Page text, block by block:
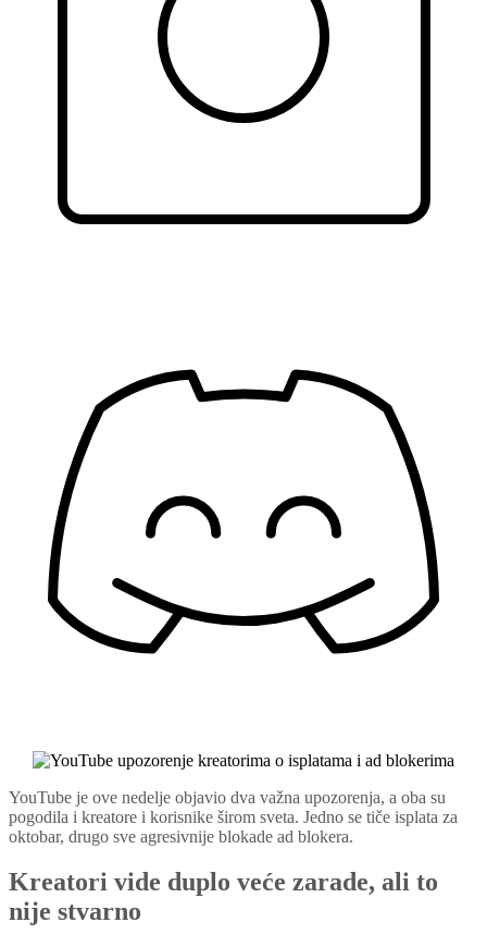
YouTube je ove nedelje objavio dva važna upozorenja, a oba su
pogodila i kreatore i korisnike širom sveta. Jedno se tiče isplata za
oktobar, drugo sve agresivnije blokade ad blokera.
Kreatori vide duplo veće zarade, ali to
nije stvarno